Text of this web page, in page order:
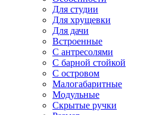
Для студии
Для хрущевки
Для дачи
Встроенные
С антресолями
С барной стойкой
С островом
Малогабаритные
Модульные
Скрытые ручки